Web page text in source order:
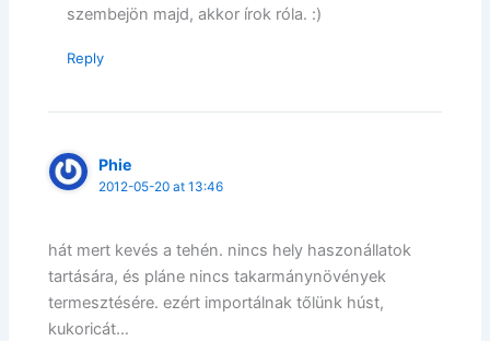
szembejön majd, akkor írok róla. :)
Reply
Phie
2012-05-20 at 13:46
hát mert kevés a tehén. nincs hely haszonállatok
tartására, és pláne nincs takarmánynövények
termesztésére. ezért importálnak tőlünk húst,
kukoricát…